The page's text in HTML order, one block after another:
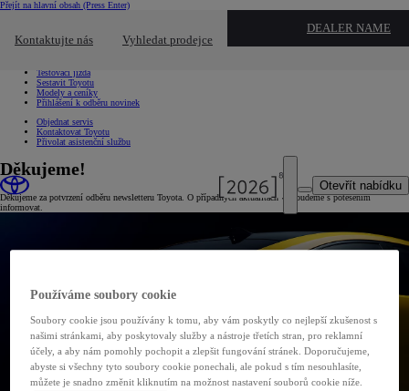
Přejít na hlavní obsah (Press Enter)
Kontaktujte nás Vyhledat prodejce
DEALER NAME
Chci... Kliknutím zavřete překryvné okno
Testovací jízda
Sestavit Toyotu
Modely a ceníky
Přihlášení k odběru novinek
Objednat servis
Kontaktovat Toyotu
Přivolat asistenční službu
Otevřít nabídku
Děkujeme!
Děkujeme za potvrzení odběru newsletteru Toyota. O případných aktualitách vás budeme s potěšením
informovat.
Používáme soubory cookie
Soubory cookie jsou používány k tomu, aby vám poskytly co nejlepší zkušenost s
našimi stránkami, aby poskytovaly služby a nástroje třetích stran, pro reklamní
účely, a aby nám pomohly pochopit a zlepšit fungování stránek. Doporučujeme,
abyste si všechny tyto soubory cookie ponechali, ale pokud s tím nesouhlasíte,
můžete je snadno změnit kliknutím na možnost nastavení souborů cookie níže.